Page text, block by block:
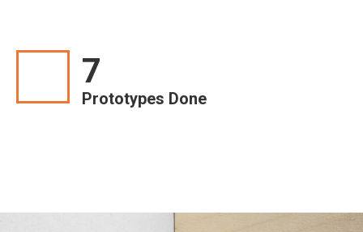
7
Prototypes Done